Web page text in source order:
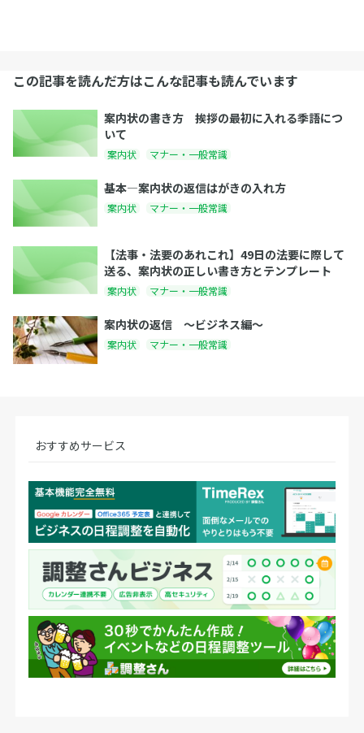
この記事を読んだ方はこんな記事も読んでいます
案内状の書き方 挨拶の最初に入れる季語につ
いて
案内状 マナー・一般常識
基本―案内状の返信はがきの入れ方
案内状 マナー・一般常識
【法事・法要のあれこれ】49日の法要に際して
送る、案内状の正しい書き方とテンプレート
案内状 マナー・一般常識
案内状の返信 〜ビジネス編〜
案内状 マナー・一般常識
おすすめサービス